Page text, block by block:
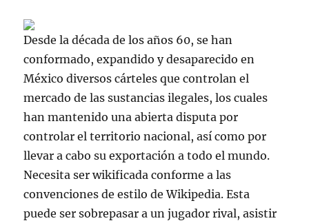
Desde la década de los años 60, se han
conformado, expandido y desaparecido en
México diversos cárteles que controlan el
mercado de las sustancias ilegales, los cuales
han mantenido una abierta disputa por
controlar el territorio nacional, así como por
llevar a cabo su exportación a todo el mundo.
Necesita ser wikificada conforme a las
convenciones de estilo de Wikipedia. Esta
puede ser sobrepasar a un jugador rival, asistir